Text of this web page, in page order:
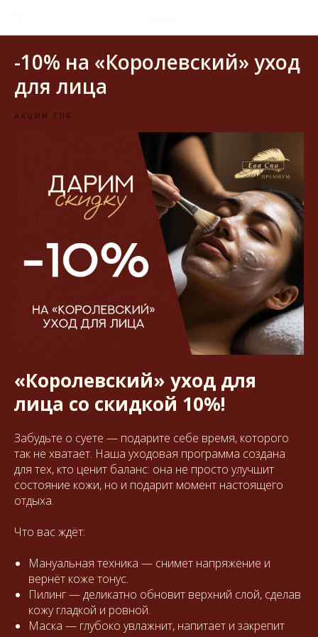
-10% на «Королевский» уход
для лица
АКЦИИ СПБ
«Королевский» уход для
лица со скидкой 10%!
Забудьте о суете — подарите себе время, которого
так не хватает. Наша уходовая программа создана
для тех, кто ценит баланс: она не просто улучшит
состояние кожи, но и подарит момент настоящего
отдыха.
Что вас ждёт:
Мануальная техника — снимет напряжение и
вернёт коже тонус.
Пилинг — деликатно обновит верхний слой, сделав
кожу гладкой и ровной.
Маска — глубоко увлажнит, напитает и закрепит